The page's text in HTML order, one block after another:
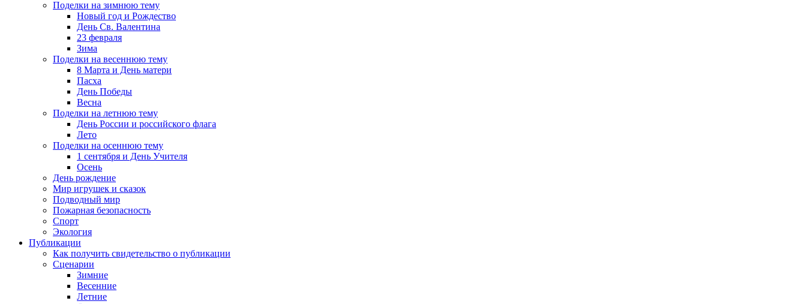
Поделки на зимнюю тему
Новый год и Рождество
День Св. Валентина
23 февраля
Зима
Поделки на весеннюю тему
8 Марта и День матери
Пасха
День Победы
Весна
Поделки на летнюю тему
День России и российского флага
Лето
Поделки на осеннюю тему
1 сентября и День Учителя
Осень
День рождение
Мир игрушек и сказок
Подводный мир
Пожарная безопасность
Спорт
Экология
Публикации
Как получить свидетельство о публикации
Сценарии
Зимние
Весенние
Летние